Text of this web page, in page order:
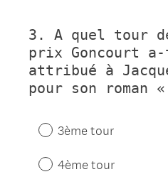
Question
Title
3 .
A quel tour
prix Goncourt
attribué à
pour son roman
3ème tour
4ème tour